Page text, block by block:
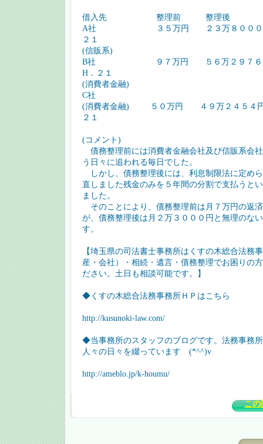
借入先 整理前 整理後
A社 ３５万円 ２３万８０００円
２１
(信販系)
B社 ９７万円 ５６万２９７６
H．２１
(消費者金融)
C社
(消費者金融) ５０万円 ４９万２４５４
２１
(コメント)
債務整理前には消費者金融会社及び信販系会
う日々に追われる毎日でした。
しかし、債務整理後には、利息制限法に定め
直しました残金のみを５年間の分割で支払うと
ました。
そのことにより、債務整理前は月７万円の返
が、債務整理後は月２万３０００円と無理のな
す。
【埼玉県の司法書士事務所はくすの木総合法務
産・会社）・相続・遺言・債務整理でお困りの
ださい。土日も相談可能です。】
◆くすの木総合法務事務所ＨＰはこちら
http://kusunoki-law.com/
◆当事務所のスタッフのブログです。法務事務
人々の日々を綴っています (*^^)v
http://ameblo.jp/k-houmu/
この